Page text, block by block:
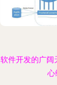
软件开发的广阔
心